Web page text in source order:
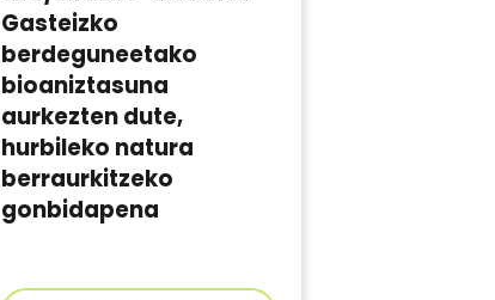
Gasteizko
berdeguneetako
bioaniztasuna
aurkezten dute,
hurbileko natura
berraurkitzeko
gonbidapena